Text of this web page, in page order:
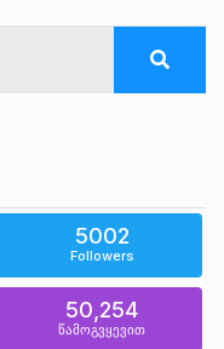
5002
Followers
50,254
წამოგვყევით